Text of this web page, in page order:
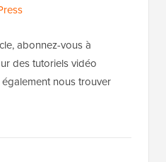
abonnez-vous à
des tutoriels vidéo